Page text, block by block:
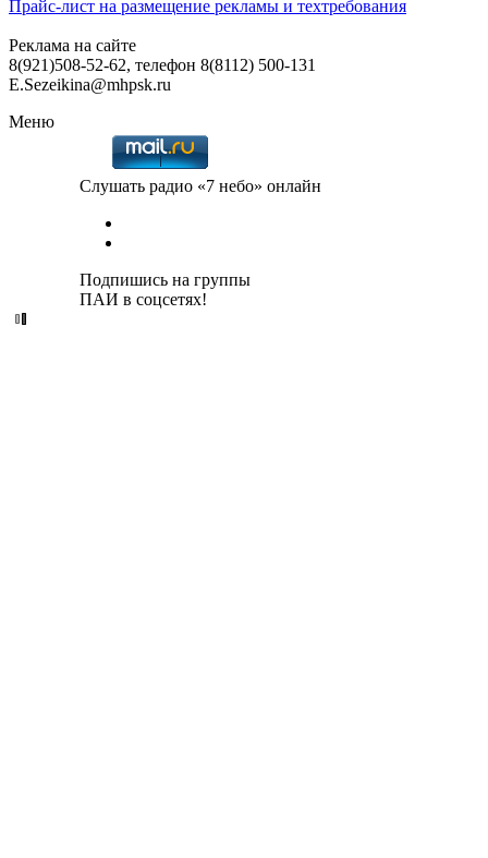
Прайс-лист на размещение рекламы и техтребования
Реклама на сайте
8(921)508-52-62, телефон 8(8112) 500-131
E.Sezeikina@mhpsk.ru
Меню
Слушать радио «7 небо» онлайн
Подпишись на группы
ПАИ в соцсетях!